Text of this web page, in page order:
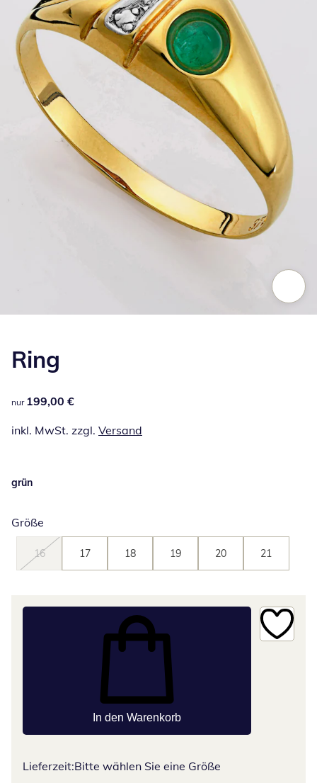
Ring
199,00 €
nur 199,00 €
inkl. MwSt. zzgl. Versand
grün
Größe
16 17 18 19 20 21
In den Warenkorb
Lieferzeit:Bitte wählen Sie eine Größe